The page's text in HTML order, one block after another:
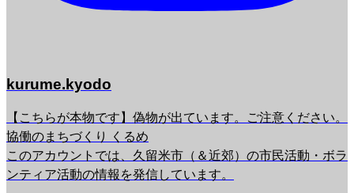
kurume.kyodo
【こちらが本物です】偽物が出ています。ご注意ください。
協働のまちづくり くるめ
このアカウントでは、久留米市（＆近郊）の市民活動・ボラ
ンティア活動の情報を発信しています。